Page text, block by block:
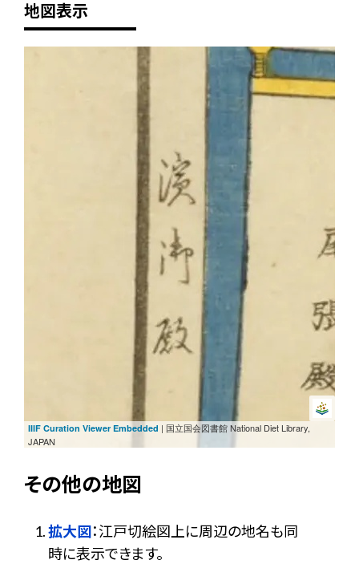
地図表示
IIIF Curation Viewer Embedded | 国立国会図書館 National Diet Library,
JAPAN
その他の地図
拡大図：江戸切絵図上に周辺の地名も同
時に表示できます。